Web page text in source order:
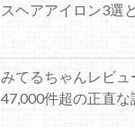
スヘアアイロン3選
みてるちゃんレビュ
47,000件超の正直な